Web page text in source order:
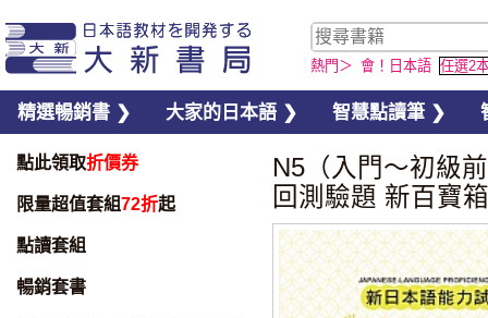
熱門＞ 會！日本語 任選2
精選暢銷書 ❯ 大家的日本語 ❯ 智慧點讀筆 ❯
點此領取折價券
限量超值套組72折起
點讀套組
暢銷套書
N5（入門〜初級
回測驗題 新百寶